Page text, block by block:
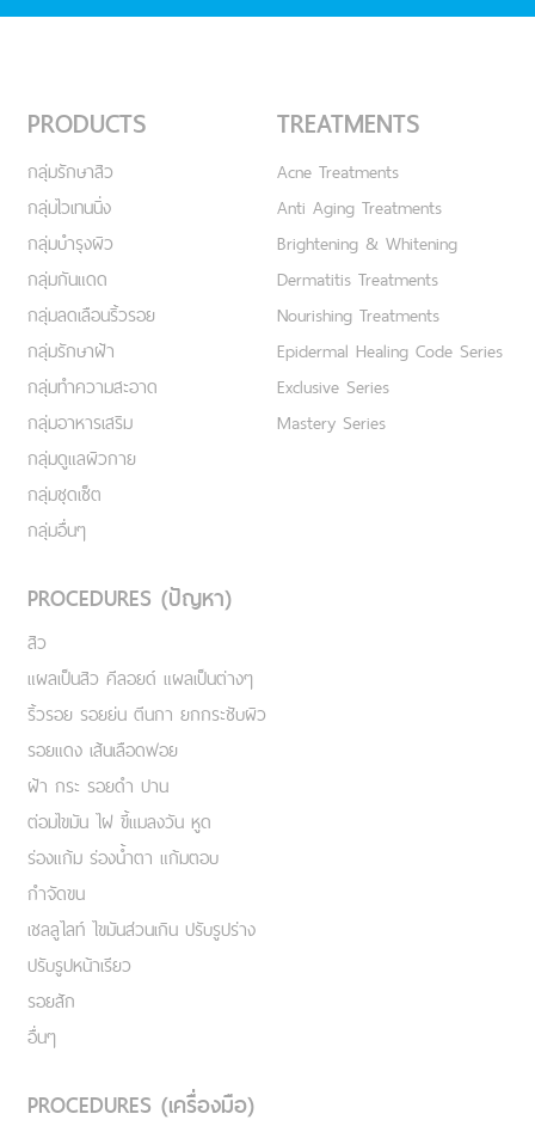
PRODUCTS
กลุ่มรักษาสิว
กลุ่มไวเทนนิ่ง
กลุ่มบำรุงผิว
กลุ่มกันแดด
กลุ่มลดเลือนริ้วรอย
กลุ่มรักษาฝ้า
กลุ่มทำความสะอาด
กลุ่มอาหารเสริม
กลุ่มดูแลผิวกาย
กลุ่มชุดเซ็ต
กลุ่มอื่นๆ
TREATMENTS
Acne Treatments
Anti Aging Treatments
Brightening & Whitening
Dermatitis Treatments
Nourishing Treatments
Epidermal Healing Code Series
Exclusive Series
Mastery Series
PROCEDURES (ปัญหา)
สิว
แผลเป็นสิว คีลอยด์ แผลเป็นต่างๆ
ริ้วรอย รอยย่น ตีนกา ยกกระชับผิว
รอยแดง เส้นเลือดฟอย
ฝ้า กระ รอยดำ ปาน
ต่อมไขมัน ไฝ ขี้แมลงวัน หูด
ร่องแก้ม ร่องน้ำตา แก้มตอบ
กำจัดขน
เชลลูไลท์ ไขมันส่วนเกิน ปรับรูปร่าง
ปรับรูปหน้าเรียว
รอยสัก
อื่นๆ
PROCEDURES (เครื่องมือ)